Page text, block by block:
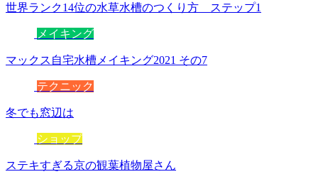
世界ランク14位の水草水槽のつくり方 ステップ1
メイキング
マックス自宅水槽メイキング2021 その7
テクニック
冬でも窓辺は
ショップ
ステキすぎる京の観葉植物屋さん